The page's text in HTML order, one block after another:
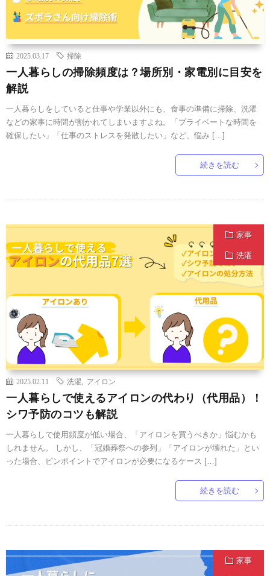
2025.03.17 掃除
一人暮らしの掃除頻度は？場所別・家電別に目安を
解説
一人暮らしをしていると仕事や学業以外にも、食事の準備に掃除、洗濯
などの家事に時間が割かれてしまいますよね。「プライベートな時間を
確保したい」「仕事のストレスを発散したい」など、悩み […]
続きを読む
家事
洗濯
2025.02.11 洗濯 アイロン
一人暮らしで使えるアイロンの代わり（代用品）！
シワ予防のコツも解説
一人暮らしで使用頻度が低い場合、「アイロンを買うべきか」悩むかも
しれません。 しかし、「冠婚葬祭への参列」「アイロンが壊れた」とい
った場合、ピンポイントでアイロンが必要になるケース […]
続きを読む
家事